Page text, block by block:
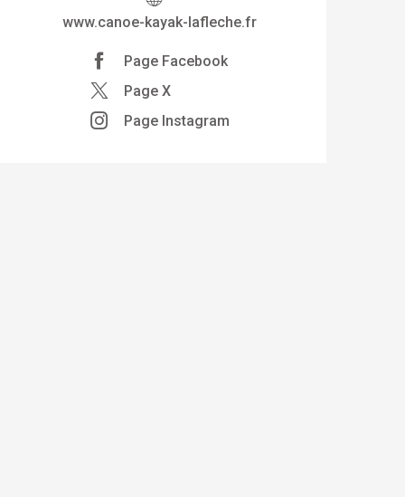
www.canoe-kayak-lafleche.fr
Page Facebook
Page X
Page Instagram